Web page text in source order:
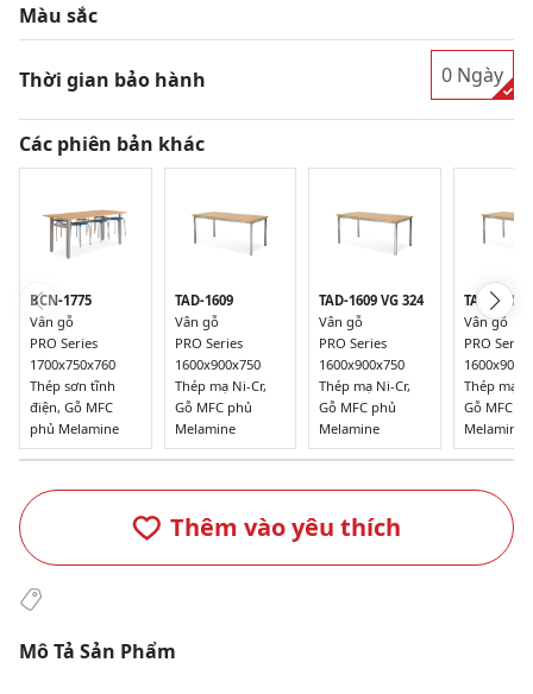
Màu sắc
Thời gian bảo hành 0 Ngày
Các phiên bản khác
BCN-1775
Vân gỗ
PRO Series
1700x750x760
Thép sơn tĩnh
điện, Gỗ MFC
phủ Melamine
TAD-1609
Vân gỗ
PRO Series
1600x900x750
Thép mạ Ni-Cr,
Gỗ MFC phủ
Melamine
TAD-1609 VG 324
Vân gỗ
PRO Series
1600x900x750
Thép mạ Ni-Cr,
Gỗ MFC phủ
Melamine
TAD-1609
Vân gỗ
PRO Series
Thép mạ
Gỗ MFC
Melamine
Thêm vào yêu thích
Mô Tả Sản Phẩm